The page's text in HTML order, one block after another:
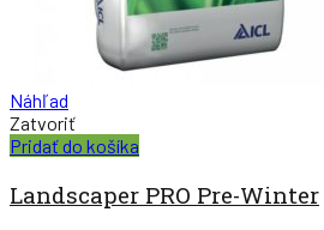
Náhľad
Zatvoriť
Pridať do košíka
Landscaper PRO Pre-Winter